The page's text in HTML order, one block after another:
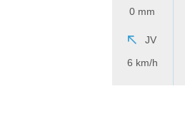
0 mm
JV
6 km/h